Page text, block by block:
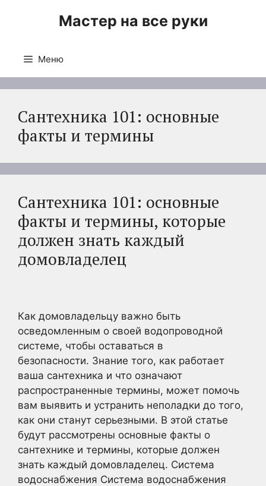
Мастер на все руки
Меню
Сантехника 101: основные
факты и термины
Сантехника 101: основные
факты и термины, которые
должен знать каждый
домовладелец
Как домовладельцу важно быть
осведомленным о своей водопроводной
системе, чтобы оставаться в
безопасности. Знание того, как работает
ваша сантехника и что означают
распространенные термины, может помочь
вам выявить и устранить неполадки до того,
как они станут серьезными. В этой статье
будут рассмотрены основные факты о
сантехнике и термины, которые должен
знать каждый домовладелец. Система
водоснабжения Система водоснабжения